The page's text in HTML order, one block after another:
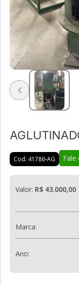
Cod: 41786-AG Fale
Valor: R$ 43.000,00
Marca:
Ano: